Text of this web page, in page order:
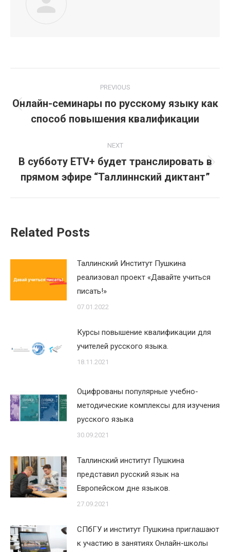
navigation
PREVIOUS
Previous
post:
Онлайн-семинары по русскому языку как
способ повышения квалификации
NEXT
Next
post:
В субботу ETV+ будет транслировать в
прямом эфире “Таллиннский диктант”
Related Posts
Таллинский Институт Пушкина
реализовал проект «Давайте учиться
писать!»
07.01.2022
Курсы повышение квалификации для
учителей русского языка.
18.11.2021
Оцифрованы популярные учебно-
методические комплексы для изучения
русского языка
30.09.2021
Таллинский институт Пушкина
представил русский язык на
Европейском дне языков.
27.09.2021
СПбГУ и институт Пушкина приглашают
к участию в занятиях Онлайн-школы